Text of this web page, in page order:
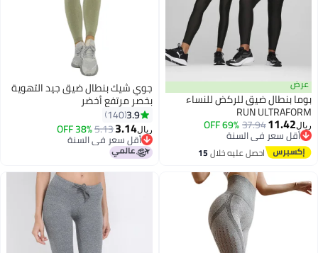
عرض
بوما بنطال ضيق للركض للنساء
RUN ULTRAFORM
ريال11.42
37.94
69% OFF
أقل سعر في السنة
أقل سعر في السنة
احصل عليه خلال15
6
جوي شيك بنطال ضيق جيد التهوية
بخصر مرتفع أخضر
3.9
140
ريال3.14
5.13
38% OFF
أقل سعر في السنة
أقل سعر في السنة